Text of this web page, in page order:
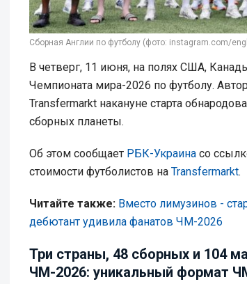
Сборная Англии по футболу (фото: instagram.com/
В четверг, 11 июня, на полях США,
Чемпионата мира-2026 по футболу.
Transfermarkt накануне старта
сборных планеты.
Об этом сообщает РБК-Украина со
стоимости футболистов на Transfermarkt.
Читайте также: Вместо лимузинов -
дебютант удивила фанатов ЧМ-2026
Три страны, 48 сборных и 104
ЧМ-2026: уникальный формат